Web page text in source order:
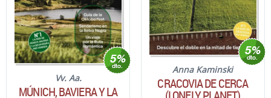
Vv. Aa.
MÚNICH, BAVIERA Y LA
Anna Kaminski
CRACOVIA DE CERCA